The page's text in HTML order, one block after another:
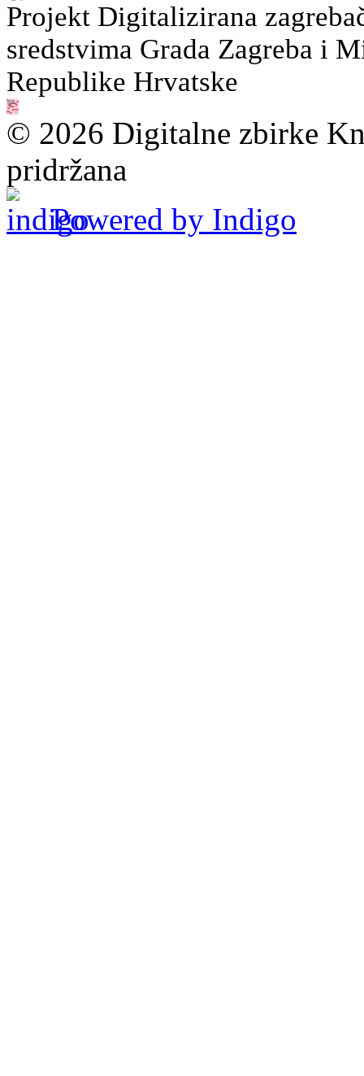
Projekt Digitalizirana
sredstvima Grada Zagreba i
Republike Hrvatske
© 2026 Digitalne zbirke
pridržana
Powered by Indigo